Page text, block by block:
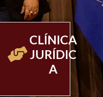
CLÍNICA
JURÍDIC
A